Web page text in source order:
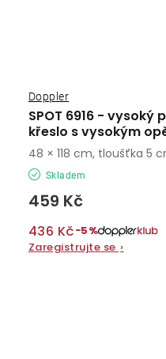
SPOT 6916 - vysoký
křeslo s vysokým
Doppler
Skladem
459 Kč
436 Kč−5%
Zaregistrujte se ›
48 × 118 cm, tloušťka 5